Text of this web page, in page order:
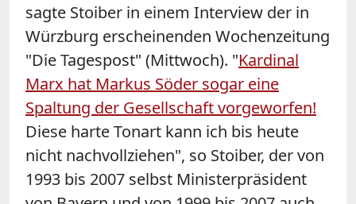
sagte Stoiber in einem Interview der in
Würzburg erscheinenden Wochenzeitung
"Die Tagespost" (Mittwoch). "Kardinal
Marx hat Markus Söder sogar eine
Spaltung der Gesellschaft vorgeworfen!
Diese harte Tonart kann ich bis heute
nicht nachvollziehen", so Stoiber, der von
1993 bis 2007 selbst Ministerpräsident